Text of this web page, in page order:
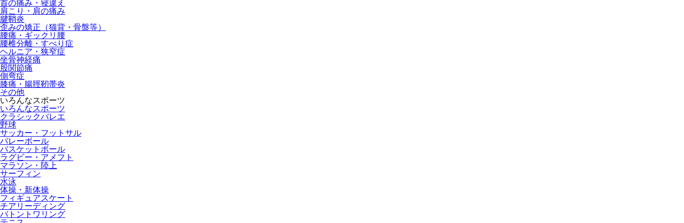
首の痛み・寝違え
肩こり・肩の痛み
腱鞘炎
歪みの矯正（猫背・骨盤等）
腰痛・ギックリ腰
腰椎分離・すべり症
ヘルニア・狭窄症
坐骨神経痛
股関節痛
側弯症
膝痛・腸脛靭帯炎
その他
いろんなスポーツ
いろんなスポーツ
クラシックバレエ
野球
サッカー・フットサル
バレーボール
バスケットボール
ラグビー・アメフト
マラソン・陸上
サーフィン
水泳
体操・新体操
フィギュアスケート
チアリーディング
バトントワリング